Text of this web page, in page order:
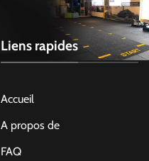
Liens rapides
Accueil
A propos de
FAQ